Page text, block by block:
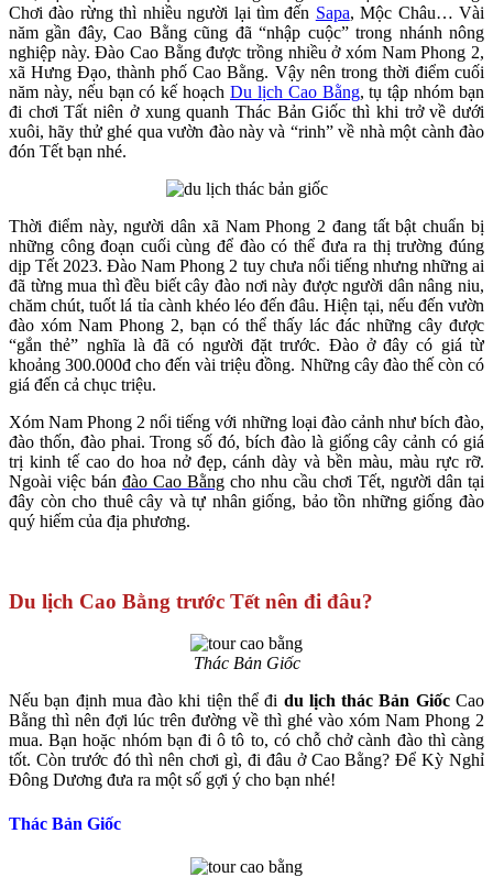
Chơi đào rừng thì nhiều người lại tìm đến Sapa, Mộc Châu… Vài
năm gần đây, Cao Bằng cũng đã “nhập cuộc” trong nhánh nông
nghiệp này. Đào Cao Bằng được trồng nhiều ở xóm Nam Phong 2,
xã Hưng Đạo, thành phố Cao Bằng. Vậy nên trong thời điểm cuối
năm này, nếu bạn có kế hoạch Du lịch Cao Bằng, tụ tập nhóm bạn
đi chơi Tất niên ở xung quanh Thác Bản Giốc thì khi trở về dưới
xuôi, hãy thử ghé qua vườn đào này và “rinh” về nhà một cành đào
đón Tết bạn nhé.
Thời điểm này, người dân xã Nam Phong 2 đang tất bật chuẩn bị
những công đoạn cuối cùng để đào có thể đưa ra thị trường đúng
dịp Tết 2023. Đào Nam Phong 2 tuy chưa nổi tiếng nhưng những ai
đã từng mua thì đều biết cây đào nơi này được người dân nâng niu,
chăm chút, tuốt lá tỉa cành khéo léo đến đâu. Hiện tại, nếu đến vườn
đào xóm Nam Phong 2, bạn có thể thấy lác đác những cây được
“gắn thẻ” nghĩa là đã có người đặt trước. Đào ở đây có giá từ
khoảng 300.000đ cho đến vài triệu đồng. Những cây đào thế còn có
giá đến cả chục triệu.
Xóm Nam Phong 2 nổi tiếng với những loại đào cảnh như bích đào,
đào thốn, đào phai. Trong số đó, bích đào là giống cây cảnh có giá
trị kinh tế cao do hoa nở đẹp, cánh dày và bền màu, màu rực rỡ.
Ngoài việc bán đào Cao Bằng cho nhu cầu chơi Tết, người dân tại
đây còn cho thuê cây và tự nhân giống, bảo tồn những giống đào
quý hiếm của địa phương.
Du lịch Cao Bằng trước Tết nên đi đâu?
Thác Bản Giốc
Nếu bạn định mua đào khi tiện thể đi du lịch thác Bản GiốcCao
Bằng thì nên đợi lúc trên đường về thì ghé vào xóm Nam Phong 2
mua. Bạn hoặc nhóm bạn đi ô tô to, có chỗ chở cành đào thì càng
tốt. Còn trước đó thì nên chơi gì, đi đâu ở Cao Bằng? Để Kỳ Nghỉ
Đông Dương đưa ra một số gợi ý cho bạn nhé!
Thác Bản Giốc